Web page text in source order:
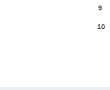
9
10